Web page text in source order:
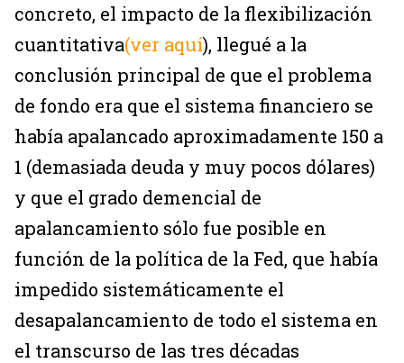
concreto, el impacto de la flexibilización
cuantitativa(ver aquí), llegué a la
conclusión principal de que el problema
de fondo era que el sistema financiero se
había apalancado aproximadamente 150 a
1 (demasiada deuda y muy pocos dólares)
y que el grado demencial de
apalancamiento sólo fue posible en
función de la política de la Fed, que había
impedido sistemáticamente el
desapalancamiento de todo el sistema en
el transcurso de las tres décadas